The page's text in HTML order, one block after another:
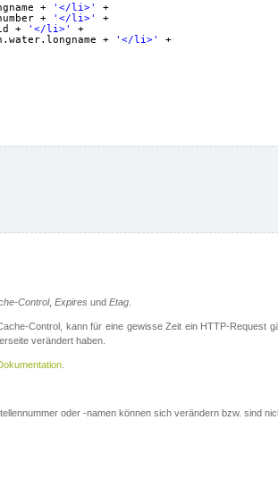
+ '</li>'
+
+ '</li>'
+
+ '</li>'
+
+ '</li>'
+
Control, Expires und Etag.
Control, kann für eine gewisse Zeit ein HTTP-Request
verändert haben.
.
oder -namen können sich verändern bzw. sind